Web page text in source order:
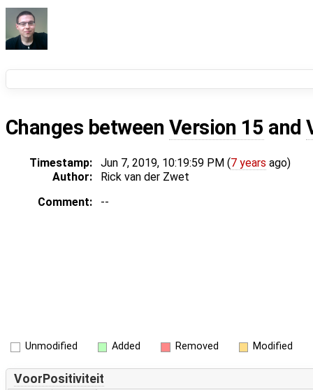
Changes between Version 15 and
Timestamp: Jun 7, 2019, 10:19:59 PM (7 years ago)
Author:
Rick van der Zwet
Comment:
--
Unmodified Added Removed Modified
VoorPositiviteit